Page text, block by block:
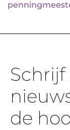
de